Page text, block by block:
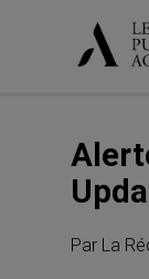
Par La